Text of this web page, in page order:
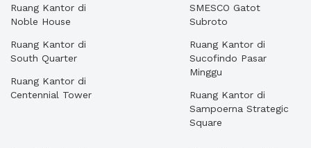
Ruang Kantor di
Noble House
Ruang Kantor di
South Quarter
Ruang Kantor di
Centennial Tower
SMESCO Gatot
Subroto
Ruang Kantor di
Sucofindo Pasar
Minggu
Ruang Kantor di
Sampoerna Strategic
Square